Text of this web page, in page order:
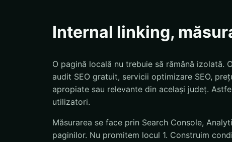
Internal linking,
O pagină locală nu trebuie să rămână izolată.
audit SEO gratuit, servicii optimizare SEO,
apropiate sau relevante din același județ.
utilizatori.
Măsurarea se face prin Search Console,
paginilor. Nu promitem locul 1. Construim